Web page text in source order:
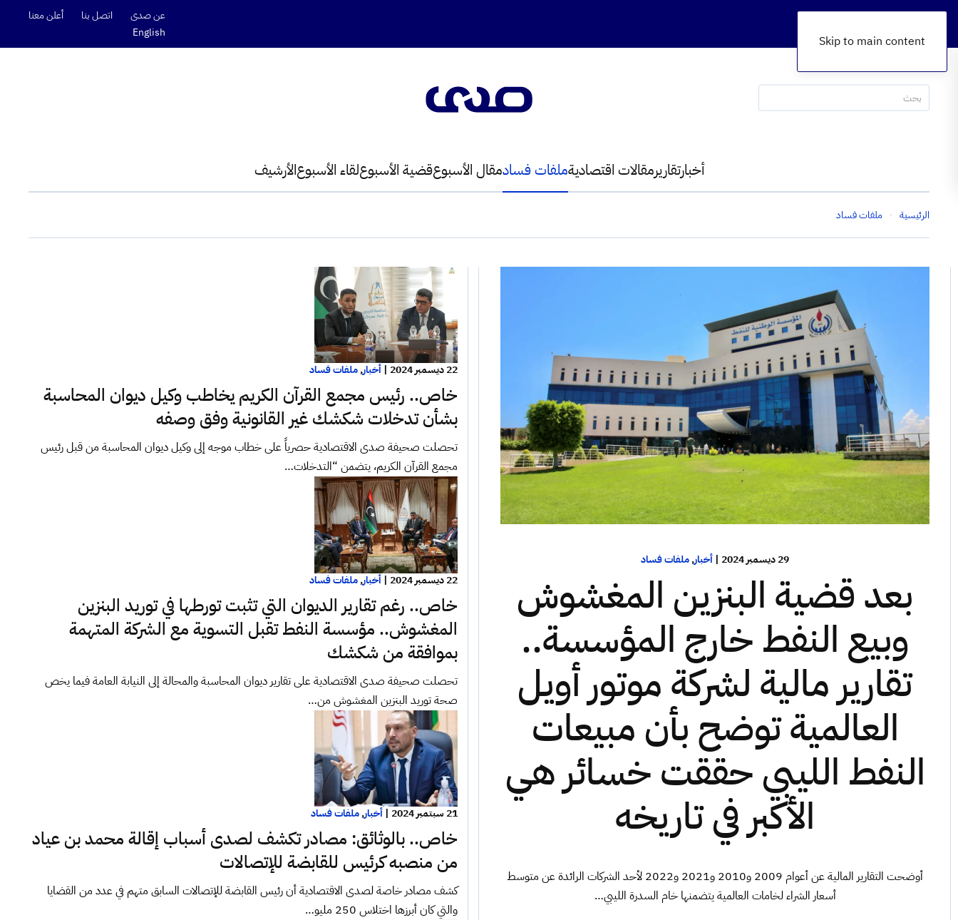
Skip to main content
عن صدى اتصل بنا
أعلن معنا
English
أخبارتقاريرمقالات اقتصاديةملفات فسادمقال الأسبوعقضية الأسبوعلقاء الأسبوعالأرشيف
الرئيسية ملفات فساد
29 ديسمبر 2024 | أخبار,ملفات فساد
بعد قضية البنزين المغشوش
وبيع النفط خارج المؤسسة..
تقارير مالية لشركة موتور أويل
العالمية توضح بأن مبيعات
النفط الليبي حققت خسائر هي
الأكبر في تاريخه
أوضحت التقارير المالية عن أعوام 2009 و2010 و2021 و2022 لأحد الشركات الرائدة عن متوسط
أسعار الشراء لخامات العالمية يتضمنها خام السدرة الليبي…
22 ديسمبر 2024 | أخبار,ملفات فساد
خاص.. رئيس مجمع القرآن الكريم يخاطب وكيل ديوان المحاسبة
بشأن تدخلات شكشك غير القانونية وفق وصفه
تحصلت صحيفة صدى الاقتصادية حصرياً على خطاب موجه إلى وكيل ديوان المحاسبة من قبل رئيس
مجمع القرآن الكريم، يتضمن “التدخلات…
22 ديسمبر 2024 | أخبار,ملفات فساد
خاص.. رغم تقارير الديوان التي تثبت تورطها في توريد البنزين
المغشوش.. مؤسسة النفط تقبل التسوية مع الشركة المتهمة
بموافقة من شكشك
تحصلت صحيفة صدى الاقتصادية على تقارير ديوان المحاسبة والمحالة إلى النيابة العامة فيما يخص
صحة توريد البنزين المغشوش من…
21 سبتمبر 2024 | أخبار,ملفات فساد
خاص.. بالوثائق: مصادر تكشف لصدى أسباب إقالة محمد بن عياد
من منصبه كرئيس للقابضة للإتصالات
كشف مصادر خاصة لصدى الاقتصادية أن رئيس القابضة للإتصالات السابق متهم في عدد من القضايا
والتي كان أبرزها اختلاس 250 مليو…